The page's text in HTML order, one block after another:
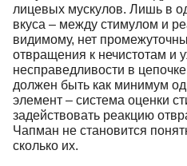
лицевых мускулов. Лишь в
вкуса – между стимулом и
видимому, нет
отвращения к нечистотам и
несправедливости в
должен быть как минимум
элемент – система оценки
задействовать реакцию
Чапман не становится
сколько их.